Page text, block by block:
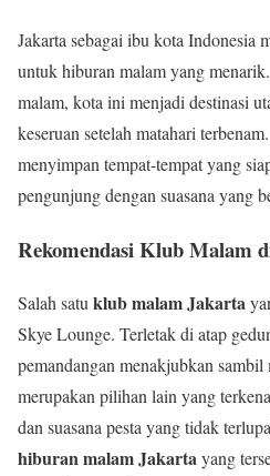
Jakarta sebagai ibu kota Indonesia
untuk hiburan malam yang
malam, kota ini menjadi destinasi
keseruan setelah matahari
menyimpan tempat-tempat yang
pengunjung dengan suasana yang
Rekomendasi Klub Malam
Salah satuklub malam Jakarta
Skye Lounge. Terletak di atap
pemandangan menakjubkan
merupakan pilihan lain yang
dan suasana pesta yang tidak
hiburan malam Jakartayang